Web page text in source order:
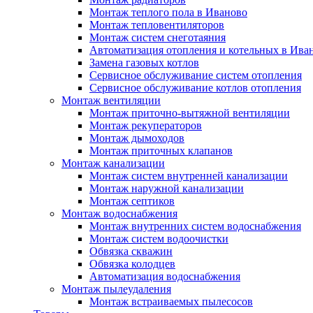
Монтаж теплого пола в Иваново
Монтаж тепловентиляторов
Монтаж систем снеготаяния
Автоматизация отопления и котельных в
Замена газовых котлов
Сервисное обслуживание систем отопления
Сервисное обслуживание котлов отопления
Монтаж вентиляции
Монтаж приточно-вытяжной вентиляции
Монтаж рекуператоров
Монтаж дымоходов
Монтаж приточных клапанов
Монтаж канализации
Монтаж систем внутренней канализации
Монтаж наружной канализации
Монтаж септиков
Монтаж водоснабжения
Монтаж внутренних систем водоснабжения
Монтаж систем водоочистки
Обвязка скважин
Обвязка колодцев
Автоматизация водоснабжения
Монтаж пылеудаления
Монтаж встраиваемых пылесосов